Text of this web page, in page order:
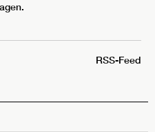
RSS-Feed